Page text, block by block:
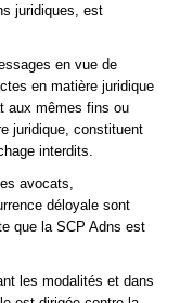
juridiques, est
en vue de
en matière juridique
aux mêmes fins ou
juridique, constituent
interdits.
avocats,
déloyale sont
que la SCP Adns est
les modalités et dans